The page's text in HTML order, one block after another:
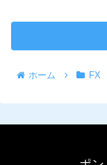
ホーム FX